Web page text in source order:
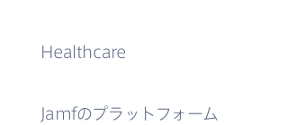
Healthcare
Jamfの​プラットフォーム